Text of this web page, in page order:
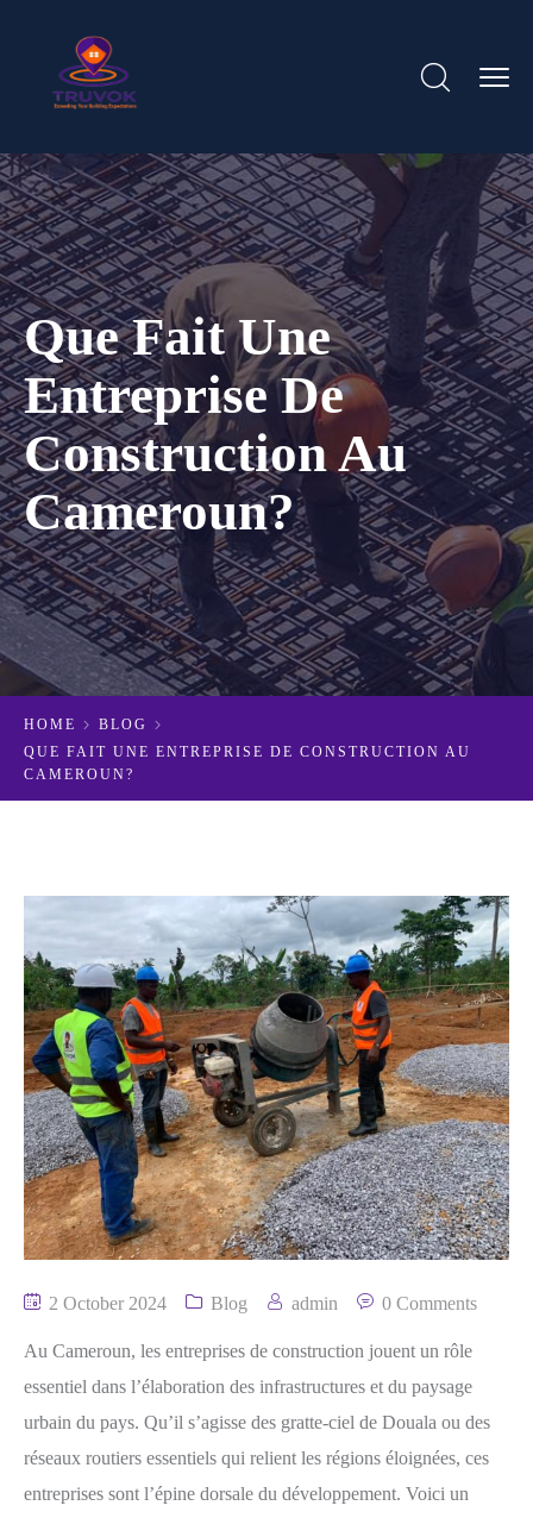
Que Fait Une
Entreprise De
Construction Au
Cameroun?
HOME
BLOG
QUE FAIT UNE ENTREPRISE DE CONSTRUCTION AU
CAMEROUN?
2 October 2024 Blog admin 0 Comments
Au Cameroun, les entreprises de construction jouent un rôle
essentiel dans l’élaboration des infrastructures et du paysage
urbain du pays. Qu’il s’agisse des gratte-ciel de Douala ou des
réseaux routiers essentiels qui relient les régions éloignées, ces
entreprises sont l’épine dorsale du développement. Voici un